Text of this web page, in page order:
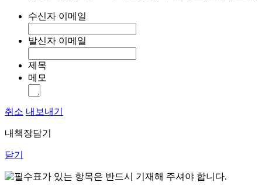
수신자 이메일
발신자 이메일
제목
메모
취소 내보내기
내책장담기
닫기
표가 있는 항목은 반드시 기재해 주셔야 합니다.